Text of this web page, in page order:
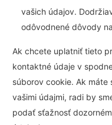
vašich údajov.
odôvodnené dôvody
Ak chcete uplatniť tieto
kontaktné údaje v
súborov cookie. Ak máte
vašimi údajmi, radi by
podať sťažnosť